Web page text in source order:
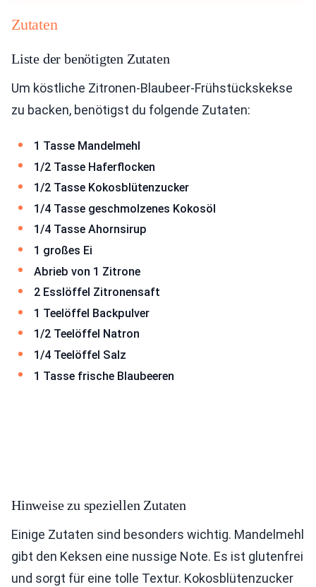
Zutaten
Liste der benötigten Zutaten
Um köstliche Zitronen-Blaubeer-Frühstückskekse
zu backen, benötigst du folgende Zutaten:
1 Tasse Mandelmehl
1/2 Tasse Haferflocken
1/2 Tasse Kokosblütenzucker
1/4 Tasse geschmolzenes Kokosöl
1/4 Tasse Ahornsirup
1 großes Ei
Abrieb von 1 Zitrone
2 Esslöffel Zitronensaft
1 Teelöffel Backpulver
1/2 Teelöffel Natron
1/4 Teelöffel Salz
1 Tasse frische Blaubeeren
Hinweise zu speziellen Zutaten
Einige Zutaten sind besonders wichtig. Mandelmehl
gibt den Keksen eine nussige Note. Es ist glutenfrei
und sorgt für eine tolle Textur. Kokosblütenzucker